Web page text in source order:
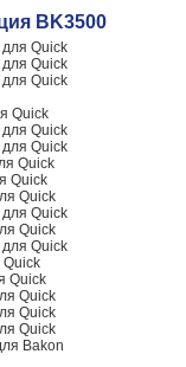
BK3500
Quick
Quick
Quick
Quick
Quick
Quick
Quick
Quick
Quick
Quick
Quick
Quick
Quick
Quick
Quick
Quick
Quick
Bakon